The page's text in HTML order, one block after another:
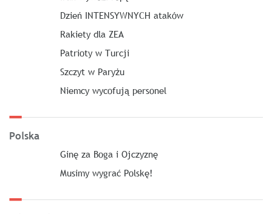
Dzień INTENSYWNYCH ataków
Rakiety dla ZEA
Patrioty w Turcji
Szczyt w Paryżu
Niemcy wycofują personel
Polska
Ginę za Boga i Ojczyznę
Musimy wygrać Polskę!